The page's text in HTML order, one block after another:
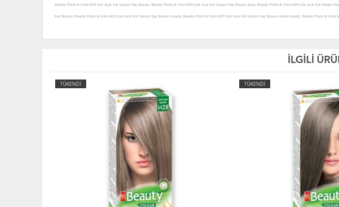
Beauty Phyto & Color M29 Çok Açık Kül Sarışın Saç Boyası, Beauty Phyto & Color M29 Çok Açık Kül Sarışın Saç Boyası aktar, Beauty Phyto & Color M29 Çok Açık Kül
Saç Boyası, Beauty Phyto & Color M29 Çok Açık Kül Sarışın Saç Boyası sipariş, Beauty Phyto & Color M29 Çok Açık Kül Sarışın Saç Boyası online sipariş, Beauty Phyto &
Phyto & Color M29 Çok Açık Kül Sarışın Saç Boyası faydaları, Beauty Phyto & Color M29 Çok Açık Kül Sarışın Saç Boyası kullanımı, Beauty Phyto & Color M29 Çok Açık Kül
yerleri, Beauty Phyto & Color M29 Çok Açık Kül Sarışın Saç BoyasıI satılan yerler, Beauty Phyto & Color M29 Çok Açık Kül Sarışın Saç Boyası satan yerler, Beauty Phyto &
Color M29 Çok Açık Kül Sarışın Saç Boyası nasıl kullanılır, Beauty Phyto & Color M29 Çok Açık Kül Sarışın Saç Boyası nerde, Beauty Phyto & Color M29 Çok Açık Kül
Beauty Phyto & Color M29 Çok Açık Kül Sarışın Saç Boyası fiyatı, Beauty Phyto & Color M29 Çok Açık Kül Sarışın Saç Boyası fiyatları, Beauty Phyto & Color M29 Çok Açık
ürünü faydaları, Beauty Phyto & Color M29 Çok Açık Kül Sarışın Saç Boyası ürünü kullanımı, Beauty Phyto & Color M29 Çok Açık Kül Sarışın Saç Boyası ürünü faydaları ve
Phyto & Color M29 Çok Açık Kül Sarışın Saç Boyası ürünü satışı, Beauty Phyto & Color M29 Çok Açık Kül Sarışın Saç Boyası ürünü satan, Beauty Phyto & Color M29 Çok
Sarışın Saç Boyası ürünü satan yerler, Beauty Phyto & Color M29 Çok Açık Kül Sarışın Saç Boyası ürünü nerede satılır, Beauty Phyto & Color M29 Çok Açık Kül Sarışın Saç
Boyası ürünü nerden alabilirim, Beauty Phyto & Color M29 Çok Açık Kül Sarışın Saç Boyası ürünü etkileri, Beauty Phyto & Color M29 Çok Açık Kül Sarışın Saç Boyası ürünü
Phyto & Color M29 Çok Açık Kül Sarışın Saç Boyası ürünü faydaları neler, Beauty Phyto & Color M29 Çok Açık Kül Sarışın Saç Boyası zararları, Beauty Phyto & Color M29
Sarışın Saç Boyası nedir, Beauty Phyto & Color M29 Çok Açık Kül Sarışın Saç Boyası haftada kaç kez kullanılır, Beauty Phyto & Color M29 Çok Açık Kül Sarışın Saç Boyası
gün kullanılırmı, Beauty Phyto & Color M29 Çok Açık Kül Sarışın Saç Boyası kaç günde bir kullanılır, Beauty Phyto & Color M29 Çok Açık Kül Sarışın Saç Boyası aktarlarda
Beauty Phyto & Color M29 Çok Açık Kül Sarışın Saç Boyası aktarda satılırmı, Beauty Phyto & Color M29 Çok Açık Kül
İLGİLİ
TÜKENDİ TÜKENDİ